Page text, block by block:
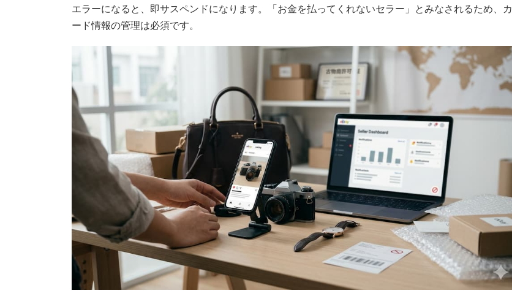
エラーになると、即サスペンドになります。「お金を払ってくれないセラー」とみなされるため、カ
ード情報の管理は必須です。